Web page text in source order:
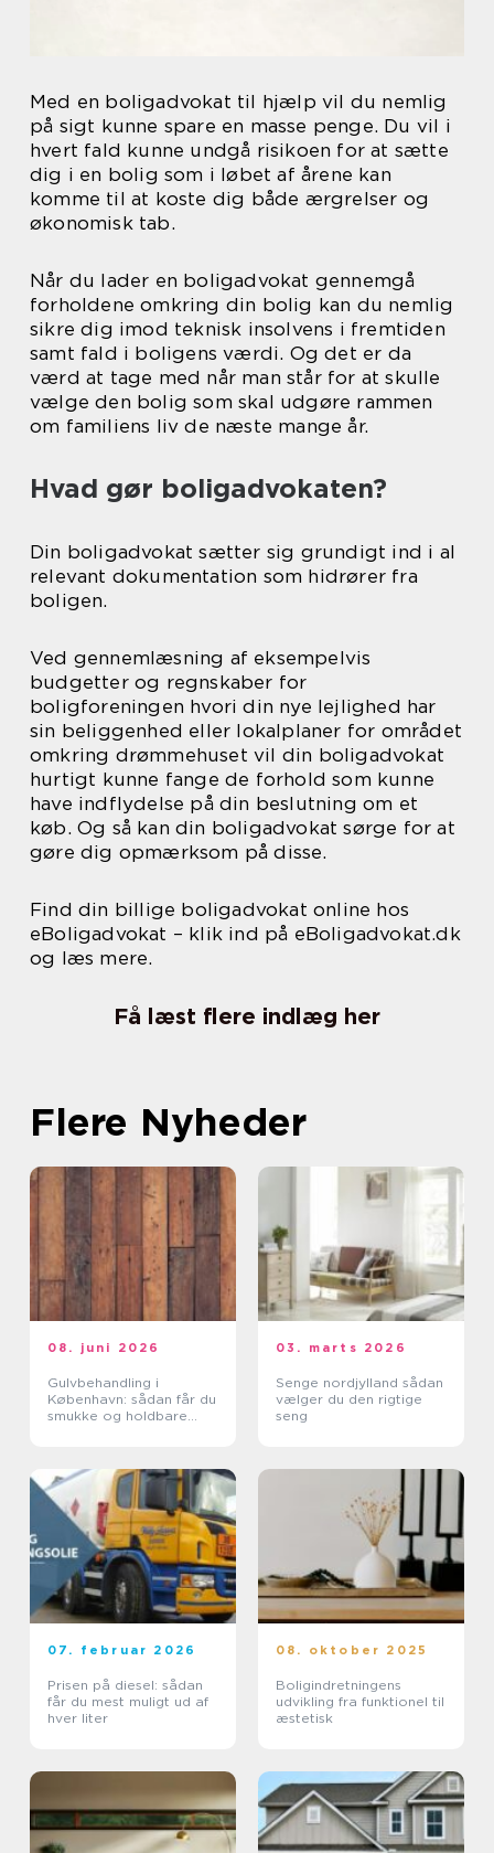
Med en boligadvokat til hjælp vil du nemlig
på sigt kunne spare en masse penge. Du vil i
hvert fald kunne undgå risikoen for at sætte
dig i en bolig som i løbet af årene kan
komme til at koste dig både ærgrelser og
økonomisk tab.
Når du lader en boligadvokat gennemgå
forholdene omkring din bolig kan du nemlig
sikre dig imod teknisk insolvens i fremtiden
samt fald i boligens værdi. Og det er da
værd at tage med når man står for at skulle
vælge den bolig som skal udgøre rammen
om familiens liv de næste mange år.
Hvad gør boligadvokaten?
Din boligadvokat sætter sig grundigt ind i al
relevant dokumentation som hidrører fra
boligen.
Ved gennemlæsning af eksempelvis
budgetter og regnskaber for
boligforeningen hvori din nye lejlighed har
sin beliggenhed eller lokalplaner for området
omkring drømmehuset vil din boligadvokat
hurtigt kunne fange de forhold som kunne
have indflydelse på din beslutning om et
køb. Og så kan din boligadvokat sørge for at
gøre dig opmærksom på disse.
Find din billige boligadvokat online hos
eBoligadvokat – klik ind på eBoligadvokat.dk
og læs mere.
Få læst flere indlæg her
Flere Nyheder
08. juni 2026
Gulvbehandling i
København: sådan får du
smukke og holdbare
03. marts 2026
Senge nordjylland sådan
vælger du den rigtige
seng
07. februar 2026
Prisen på diesel: sådan
får du mest muligt ud af
hver liter
08. oktober 2025
Boligindretningens
udvikling fra funktionel til
æstetisk